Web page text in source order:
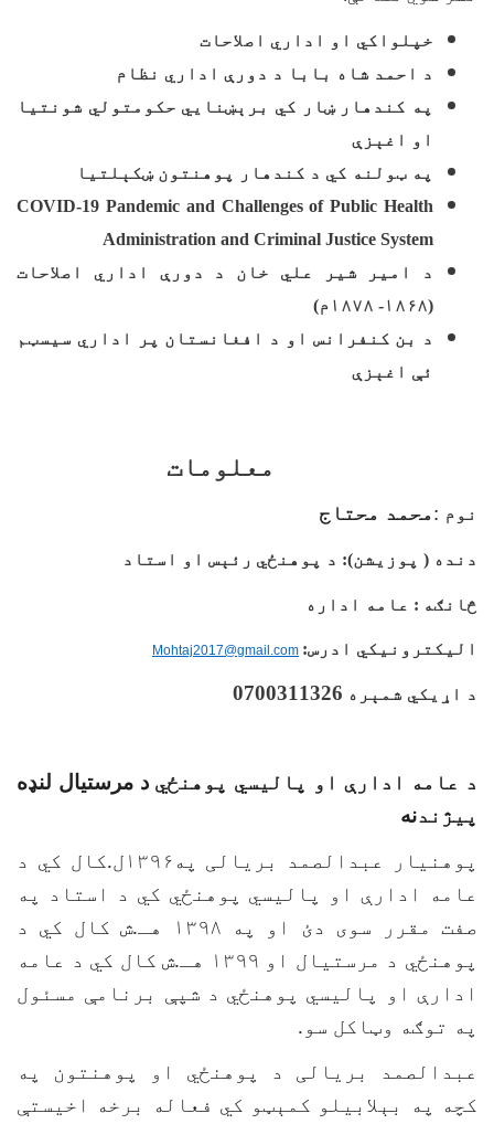
خپلواکي او اداري اصلاحات
د احمد شاه بابا د دورې اداري نظام
په کندهار ښار کي برېښنايي حکومتولي شونتیا
او اغېزې
په ټولنه کي د کندهار پوهنتون ښکېلتیا
COVID-19 Pandemic and Challenges of Public Health
Administration and Criminal Justice System
د امیر شیر علي خان د دورې اداري اصلاحات
(۱۸۶۸- ۱۸۷۸م)
د بن کنفرانس او د افغانستان پر اداري سیسټم
ئې اغېزې
معلومات
نوم :محمد محتاج
دنده ( پوزیشن): د پوهنځي رئېس او استاد
څانګه : عامه اداره
الیکترونیکي ادرس:
Mohtaj2017@gmail.com
د اړیکي شمېره 0700311326
د عامه ادارې او پالیسي پوهنځي د مرستيال لنډه
پیژندنه
پوهنیار عبدالصمد بریالی په۱۳۹۶ل.کال کي د
عامه ادارې او پالیسي پوهنځي کي د استاد په
صفت مقرر سوی دئ او په ۱۳۹۸ هـ.ش کال کي د
پوهنځي د مرستیال او ۱۳۹۹ هـ.ش کال کي د عامه
ادارې او پالیسي پوهنځي د شپې برنامې مسئول
په توګه وټاکل سو.
عبدالصمد بریالی د پوهنځي او پوهنتون په
کچه په بېلابیلو کمېټو کي فعاله برخه اخیستې